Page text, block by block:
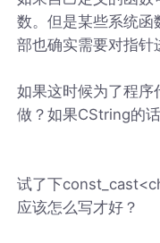
数。但是某些系统
部也确实需要对指针
如果这时候为了程
做？如果CString的
试了下
应该怎么写才好？